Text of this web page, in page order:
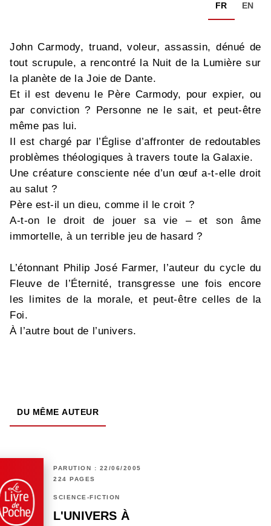
FR EN
John Carmody, truand, voleur, assassin, dénué de
tout scrupule, a rencontré la Nuit de la Lumière sur
la planète de la Joie de Dante.
Et il est devenu le Père Carmody, pour expier, ou
par conviction ? Personne ne le sait, et peut-être
même pas lui.
Il est chargé par l’Église d’affronter de redoutables
problèmes théologiques à travers toute la Galaxie.
Une créature consciente née d’un œuf a-t-elle droit
au salut ?
Père est-il un dieu, comme il le croit ?
A-t-on le droit de jouer sa vie – et son âme
immortelle, à un terrible jeu de hasard ?
L’étonnant Philip José Farmer, l’auteur du cycle du
Fleuve de l’Éternité, transgresse une fois encore
les limites de la morale, et peut-être celles de la
Foi.
À l’autre bout de l’univers.
DU MÊME AUTEUR
PARUTION : 22/06/2005
224 PAGES
SCIENCE-FICTION
L'UNIVERS À